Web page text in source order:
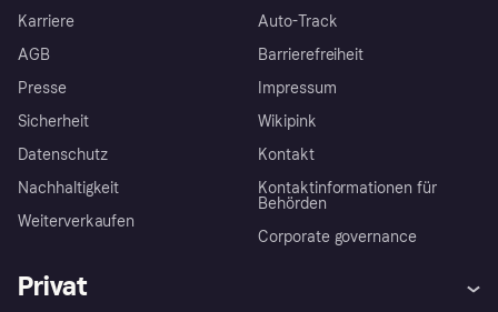
Karriere
AGB
Presse
Sicherheit
Datenschutz
Nachhaltigkeit
Weiterverkaufen
Auto-Track
Barrierefreiheit
Impressum
Wikipink
Kontakt
Kontaktinformationen für
Behörden
Corporate governance
Privat